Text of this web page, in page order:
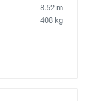
8.52 m
408 kg